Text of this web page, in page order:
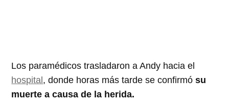
Los paramédicos trasladaron a Andy hacia el
hospital , donde horas más tarde se confirmósu
muerte a causa de la herida.